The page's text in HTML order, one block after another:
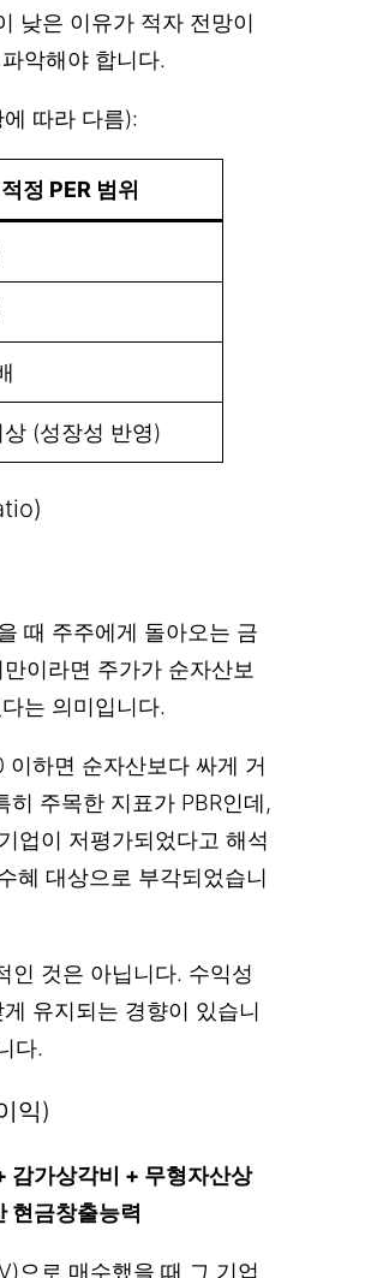
낮은 이유가 적자 전망이
악해야 합니다.
따라 다름):
적정 PER 범위
(성장성 반영)
때 주주에게 돌아오는 금
이라면 주가가 순자산보
는 의미입니다.
이하면 순자산보다 싸게 거
주목한 지표가 PBR인데,
업이 저평가되었다고 해석
혜 대상으로 부각되었습니
인 것은 아닙니다. 수익성
유지되는 경향이 있습니
다.
익)
감가상각비 + 무형자산상
현금창출능력
으로 매수했을 때 그 기업